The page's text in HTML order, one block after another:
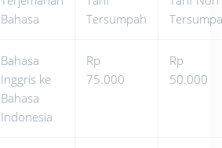
Bahasa
Tersumpah
Bahasa
Inggris ke
Bahasa
Indonesia
Rp
75.000
Rp
50.000